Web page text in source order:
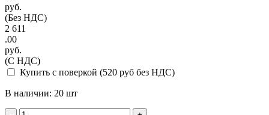
руб.
(Без НДС)
2 611
.00
руб.
(С НДС)
Купить с поверкой (520 руб без НДС)
В наличии: 20 шт